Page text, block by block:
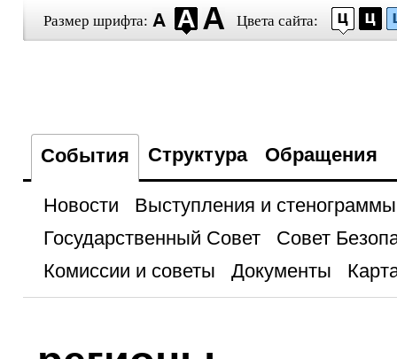
Размер шрифта: Цвета сайта:
События Структура Обращения
Новости
Выступления и стенограммы
Государственный Совет
Совет
Комиссии и советы
Документы